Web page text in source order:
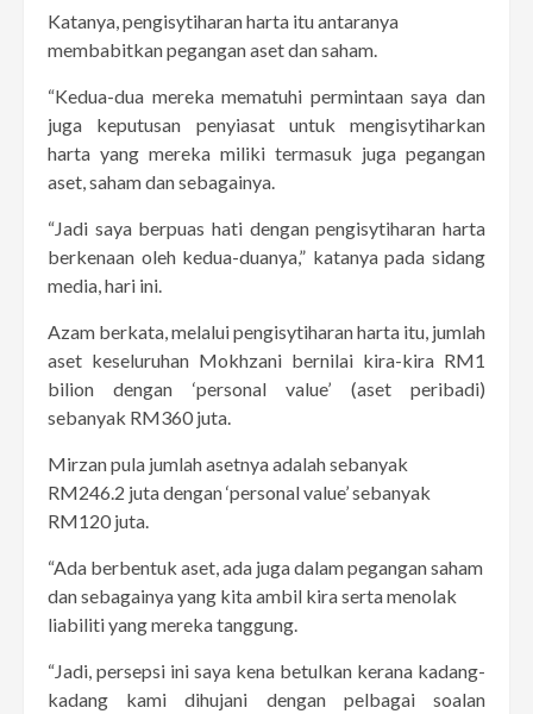
Katanya, pengisytiharan harta itu antaranya
membabitkan pegangan aset dan saham.
“Kedua-dua mereka mematuhi permintaan saya dan
juga keputusan penyiasat untuk mengisytiharkan
harta yang mereka miliki termasuk juga pegangan
aset, saham dan sebagainya.
“Jadi saya berpuas hati dengan pengisytiharan harta
berkenaan oleh kedua-duanya,” katanya pada sidang
media, hari ini.
Azam berkata, melalui pengisytiharan harta itu, jumlah
aset keseluruhan Mokhzani bernilai kira-kira RM1
bilion dengan ‘personal value’ (aset peribadi)
sebanyak RM360 juta.
Mirzan pula jumlah asetnya adalah sebanyak
RM246.2 juta dengan ‘personal value’ sebanyak
RM120 juta.
“Ada berbentuk aset, ada juga dalam pegangan saham
dan sebagainya yang kita ambil kira serta menolak
liabiliti yang mereka tanggung.
“Jadi, persepsi ini saya kena betulkan kerana kadang-
kadang kami dihujani dengan pelbagai soalan